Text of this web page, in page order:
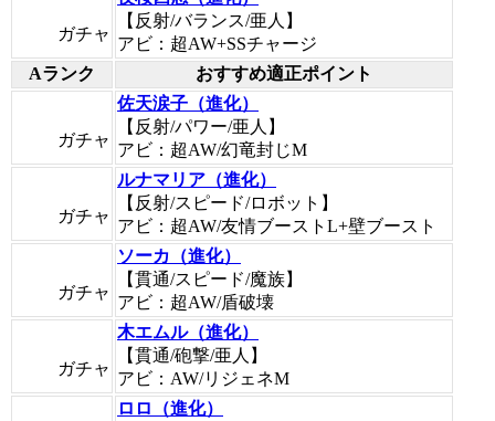
ガチャ
【反射/バランス/亜人】
アビ：超AW+SSチャージ
Aランク
おすすめ適正ポイント
ガチャ
佐天涙子（進化）
【反射/パワー/亜人】
アビ：超AW/幻竜封じM
ガチャ
ルナマリア（進化）
【反射/スピード/ロボット】
アビ：超AW/友情ブーストL+壁ブースト
ガチャ
ソーカ（進化）
【貫通/スピード/魔族】
アビ：超AW/盾破壊
ガチャ
木エムル（進化）
【貫通/砲撃/亜人】
アビ：AW/リジェネM
ロロ（進化）